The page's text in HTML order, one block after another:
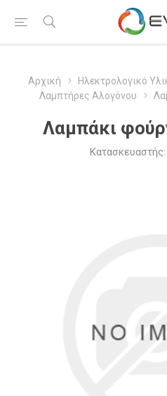
Αρχική Ηλεκτρολογικό
Λαμπτήρες Αλογόνου
Λαμπάκι
Κατασκευαστής: